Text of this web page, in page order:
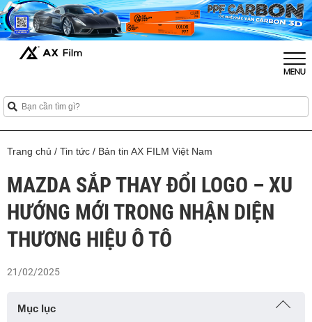
Trang chủ / Tin tức / Bản tin AX FILM Việt Nam
MAZDA SẮP THAY ĐỔI LOGO – XU
HƯỚNG MỚI TRONG NHẬN DIỆN
THƯƠNG HIỆU Ô TÔ
21/02/2025
Mục lục